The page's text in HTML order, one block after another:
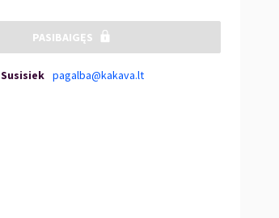
PASIBAIGĘS
Susisiek pagalba@kakava.lt